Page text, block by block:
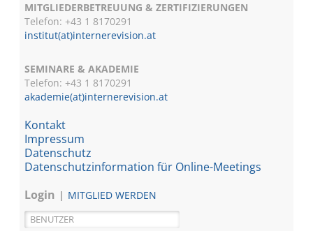
MITGLIEDERBETREUUNG & ZERTIFIZIERUNGEN
Telefon: +43 1 8170291
institut(at)internerevision.at
SEMINARE & AKADEMIE
Telefon: +43 18170291
akademie(at)internerevision.at
Kontakt
Impressum
Datenschutz
Datenschutzinformation für Online-Meetings
Login
MITGLIED WERDEN